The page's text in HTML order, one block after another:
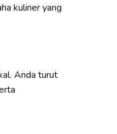
kuliner yang
Anda turut